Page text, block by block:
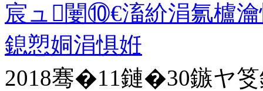
宸ュ闄⑩€滀紒涓氱櫨
鎴愬姛涓惧姙
2018骞�11鏈�30鏃ヤ